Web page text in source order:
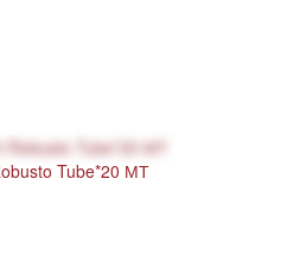
Tube*20 МТ